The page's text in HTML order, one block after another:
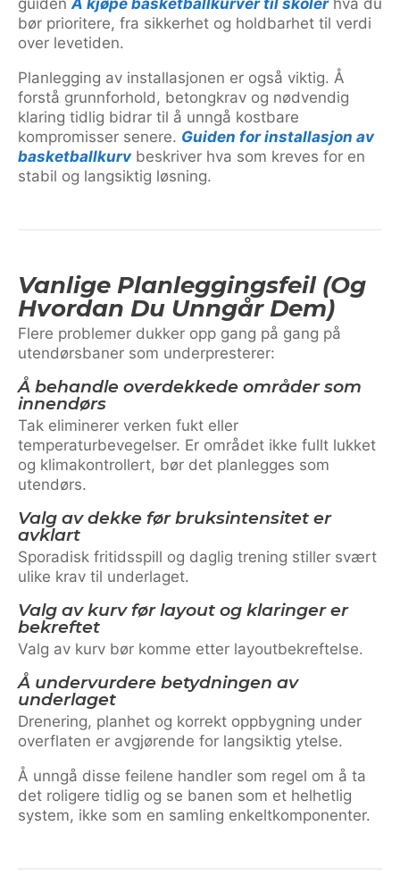
bør prioritere, fra sikkerhet og holdbarhet til verdi
over levetiden.
Planlegging av installasjonen er også viktig. Å
forstå grunnforhold, betongkrav og nødvendig
klaring tidlig bidrar til å unngå kostbare
kompromisser senere. Guiden for installasjon av
basketballkurvbeskriver hva som kreves for en
stabil og langsiktig løsning.
Vanlige Planleggingsfeil (og
Hvordan Du Unngår Dem)
Flere problemer dukker opp gang på gang på
utendørsbaner som underpresterer:
Å behandle overdekkede områder som
innendørs
Tak eliminerer verken fukt eller
temperaturbevegelser. Er området ikke fullt lukket
og klimakontrollert, bør det planlegges som
utendørs.
Valg av dekke før bruksintensitet er
avklart
Sporadisk fritidsspill og daglig trening stiller svært
ulike krav til underlaget.
Valg av kurv før layout og klaringer er
bekreftet
Valg av kurv bør komme etter layoutbekreftelse.
Å undervurdere betydningen av
underlaget
Drenering, planhet og korrekt oppbygning under
overflaten er avgjørende for langsiktig ytelse.
Å unngå disse feilene handler som regel om å ta
det roligere tidlig og se banen som et helhetlig
system, ikke som en samling enkeltkomponenter.